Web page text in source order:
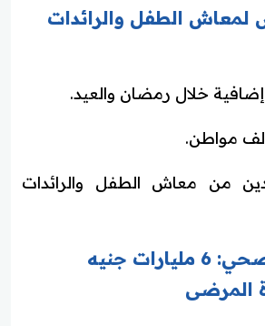
لمعاش الطفل والرائدات
من معاش الطفل والرائدات
دعم القطاع الصحي: 6 مليارات جنيه
المرضى